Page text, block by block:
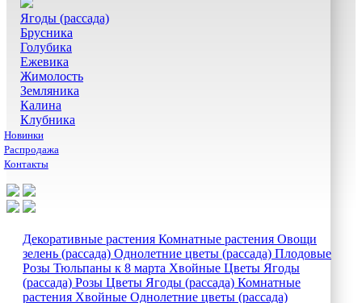
Ягоды (рассада)
Брусника
Голубика
Ежевика
Жимолость
Земляника
Калина
Клубника
Новинки
Распродажа
Контакты
Декоративные растения Комнатные растения Овощи
зелень (рассада) Однолетние цветы (рассада) Плодовые
Розы Тюльпаны к 8 марта Хвойные Цветы Ягоды
(рассада) Розы Цветы Ягоды (рассада) Комнатные
растения Хвойные Однолетние цветы (рассада)